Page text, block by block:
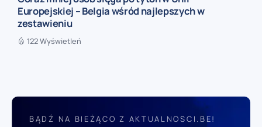
Europejskiej – Belgia wśród najlepszych w
zestawieniu
122 Wyświetleń
BĄDŹ NA BIEŻĄCO Z AKTUALNOSCI.BE!